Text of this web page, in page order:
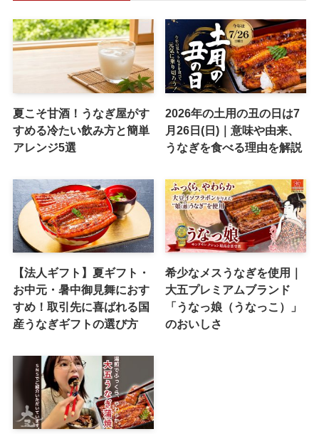
夏こそ甘酒！うなぎ屋がす
すめる冷たい飲み方と簡単
アレンジ5選
2026年の土用の丑の日は7
月26日(日)｜意味や由来、
うなぎを食べる理由を解説
【法人ギフト】夏ギフト・
お中元・暑中御見舞におす
すめ！取引先に喜ばれる国
産うなぎギフトの選び方
希少なメスうなぎを使用｜
大五プレミアムブランド
「うなっ娘（うなっこ）」
のおいしさ